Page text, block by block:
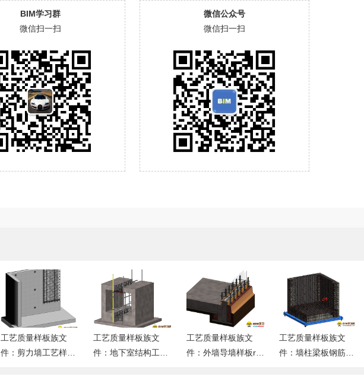
BIM学习群
微信扫一扫
微信公众号
微信扫一扫
工艺质量样板族文
件：剪力墙工艺样板
工艺质量样板族文
件：地下室结构工艺
工艺质量样板族文
件：外墙导墙样板rvt
工艺质量样板族文
件：墙柱梁板钢筋样